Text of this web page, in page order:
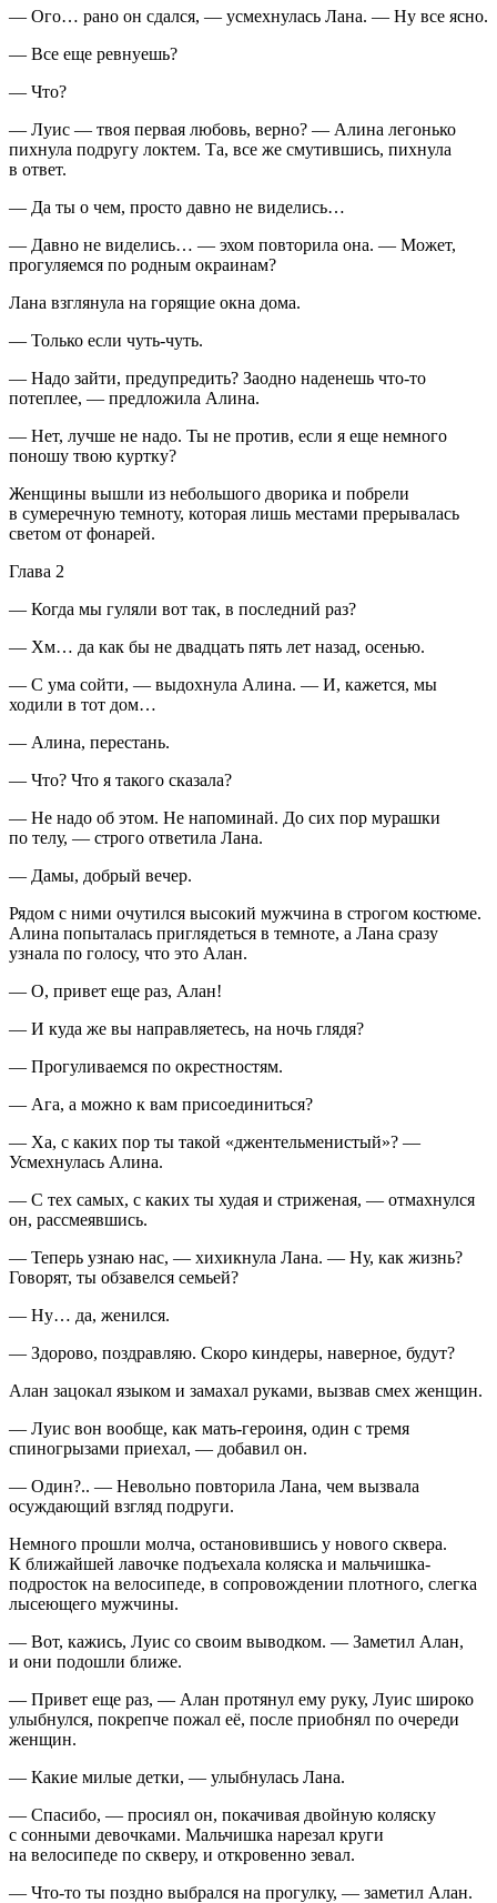
— Ого… рано он сдался, — усмехнулась Лана. — Ну все ясно.
— Все еще ревнуешь?
— Что?
— Луис — твоя первая любовь, верно? — Алина легонько
пихнула подругу локтем. Та, все же смутившись, пихнула
в ответ.
— Да ты о чем, просто давно не виделись…
— Давно не виделись… — эхом повторила она. — Может,
прогуляемся по родным окраинам?
Лана взглянула на горящие окна дома.
— Только если чуть-чуть.
— Надо зайти, предупредить? Заодно наденешь что-то
потеплее, — предложила Алина.
— Нет, лучше не надо. Ты не против, если я еще немного
поношу твою куртку?
Женщины вышли из небольшого дворика и побрели
в сумеречную темноту, которая лишь местами прерывалась
светом от фонарей.
Глава 2
— Когда мы гуляли вот так, в последний раз?
— Хм… да как бы не двадцать пять лет назад, осенью.
— С ума сойти, — выдохнула Алина. — И, кажется, мы
ходили в тот дом…
— Алина, перестань.
— Что? Что я такого сказала?
— Не надо об этом. Не напоминай. До сих пор мурашки
по телу, — строго ответила Лана.
— Дамы, добрый вечер.
Рядом с ними очутился высокий мужчина в строгом костюме.
Алина попыталась приглядеться в темноте, а Лана сразу
узнала по голосу, что это Алан.
— О, привет еще раз, Алан!
— И куда же вы направляетесь, на ночь глядя?
— Прогуливаемся по окрестностям.
— Ага, а можно к вам присоединиться?
— Ха, с каких пор ты такой «джентельменистый»? —
Усмехнулась Алина.
— С тех самых, с каких ты худая и стриженая, — отмахнулся
он, рассмеявшись.
— Теперь узнаю нас, — хихикнула Лана. — Ну, как жизнь?
Говорят, ты обзавелся семьей?
— Ну… да, женился.
— Здорово, поздравляю. Скоро киндеры, наверное, будут?
Алан зацокал языком и замахал руками, вызвав смех женщин.
— Луис вон вообще, как мать-героиня, один с тремя
спиногрызами приехал, — добавил он.
— Один?.. — Невольно повторила Лана, чем вызвала
осуждающий взгляд подруги.
Немного прошли молча, остановившись у нового сквера.
К ближайшей лавочке подъехала коляска и мальчишка-
подросток на велосипеде, в сопровождении плотного, слегка
лысеющего мужчины.
— Вот, кажись, Луис со своим выводком. — Заметил Алан,
и они подошли ближе.
— Привет еще раз, — Алан протянул ему руку, Луис широко
улыбнулся, покрепче пожал её, после приобнял по очереди
женщин.
— Какие милые детки, — улыбнулась Лана.
— Спасибо, — просиял он, покачивая двойную коляску
с сонными девочками. Мальчишка нарезал круги
на велосипеде по скверу, и откровенно зевал.
— Что-то ты поздно выбрался на прогулку, — заметил Алан.